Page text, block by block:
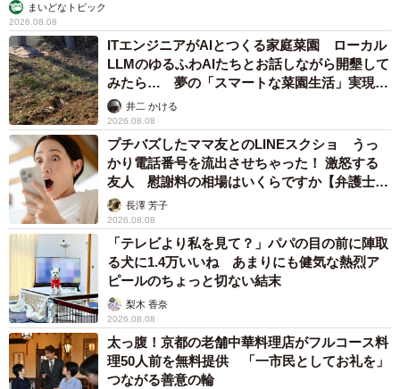
まいどなトピック
2026.08.08
ITエンジニアがAIとつくる家庭菜園 ローカル
LLMのゆるふわAIたちとお話しながら開墾して
みたら… 夢の「スマートな菜園生活」実現な
るか井二 かける
2026.08.08
プチバズしたママ友とのLINEスクショ うっ
かり電話番号を流出させちゃった！ 激怒する
友人 慰謝料の相場はいくらですか【弁護士が
解説】長澤 芳子
2026.08.08
「テレビより私を見て？」パパの目の前に陣取
る犬に1.4万いいね あまりにも健気な熱烈ア
ピールのちょっと切ない結末
梨木 香奈
2026.08.08
太っ腹！京都の老舗中華料理店がフルコース料
理50人前を無料提供 「一市民としてお礼を」
つながる善意の輪